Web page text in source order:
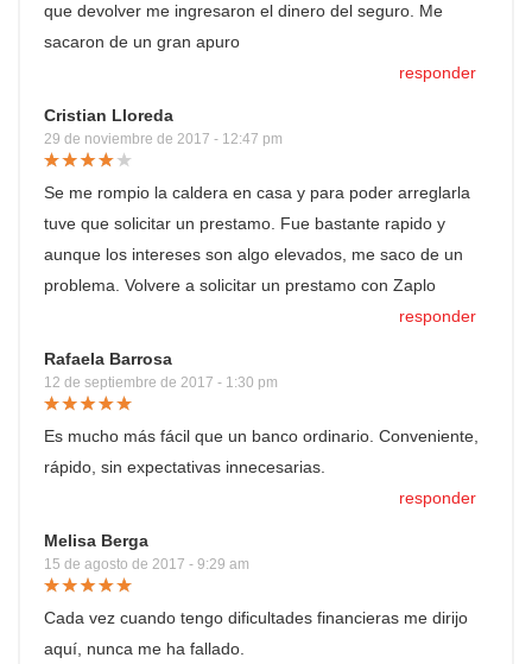
que devolver me ingresaron el dinero del seguro. Me
sacaron de un gran apuro
responder
Cristian Lloreda
29 de noviembre de 2017 - 12:47 pm
Se me rompio la caldera en casa y para poder arreglarla
tuve que solicitar un prestamo. Fue bastante rapido y
aunque los intereses son algo elevados, me saco de un
problema. Volvere a solicitar un prestamo con Zaplo
responder
Rafaela Barrosa
12 de septiembre de 2017 - 1:30 pm
Es mucho más fácil que un banco ordinario. Conveniente,
rápido, sin expectativas innecesarias.
responder
Melisa Berga
15 de agosto de 2017 - 9:29 am
Cada vez cuando tengo dificultades financieras me dirijo
aquí, nunca me ha fallado.